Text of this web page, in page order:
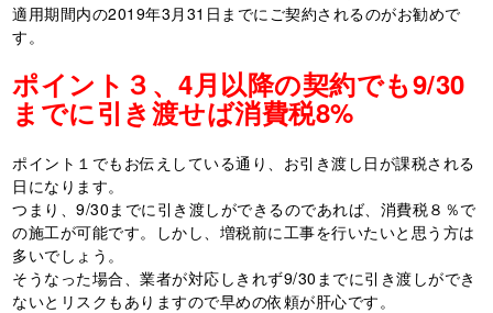
適用期間内の2019年3月 31 日までにご契約されるのがお勧めで
す。
ポイント３、4月以降の契約でも9/30
までに引き渡せば消費税8%
ポイント１でもお伝えしている通り、お引き渡し日が課税される
日になります。
つまり、9/30までに引き渡しができるのであれば、消費税８％で
の施工が可能です。しかし、増税前に工事を行いたいと思う方は
多いでしょう。
そうなった場合、業者が対応しきれず9/30 までに引き渡しができ
ないとリスクもありますので早めの依頼が肝心です。